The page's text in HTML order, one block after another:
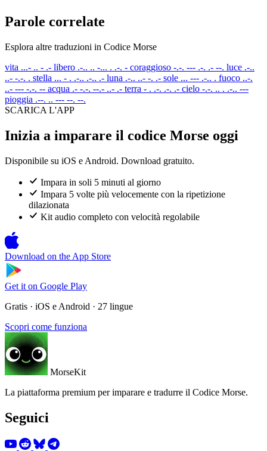
Parole correlate
Esplora altre traduzioni in Codice Morse
vita ...- .. - .- libero .-.. .. -... . .-. - coraggioso -.-. --- .-. .- --. luce .-..
..- -.-. . stella ... - . .-.. .-.. .- luna .-.. ..- -. .- sole ... --- .-.. . fuoco ..-.
..- --- -.-. -- acqua .- -.-. --.- ..- .- terra - . .-. .-. .- cielo -.-. .. . .-.. ---
pioggia .--. .. --- --. --.
SCARICA L'APP
Inizia a imparare il codice Morse oggi
Disponibile su iOS e Android. Download gratuito.
Impara in soli 5 minuti al giorno
Impara 5 volte più velocemente con la ripetizione
dilazionata
Kit audio completo con velocità regolabile
Download on the App Store
Get it on Google Play
Gratis · iOS e Android · 27 lingue
Scopri come funziona
MorseKit
La piattaforma premium per imparare e tradurre il Codice Morse.
Seguici